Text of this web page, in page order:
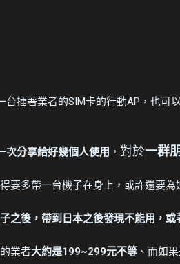
插著業者的SIM卡的行動AP，也可
次分享給好幾個人使用 ， 對於一群
要多帶一台機子在身上，或許還要為
之後，帶到日本之後發現不能用，
業者大約是199~299元不等 、而如